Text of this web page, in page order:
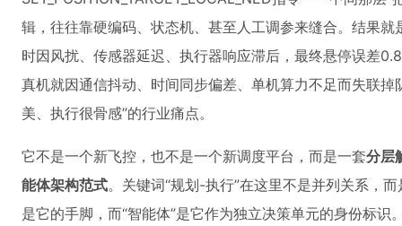
辑，往往靠硬编码、状态机、甚至人工调参来缝合。结果
时因风扰、传感器延迟、执行器响应滞后，最终悬停误差
真机就因通信抖动、时间同步偏差、单机算力不足而失联掉
美、执行很骨感”的行业痛点。
它不是一个新飞控，也不是一个新调度平台，而是一套分层
能体架构范式。关键词“规划-执行”在这里不是并列关系，
是它的手脚，而“智能体”是它作为独立决策单元的身份标